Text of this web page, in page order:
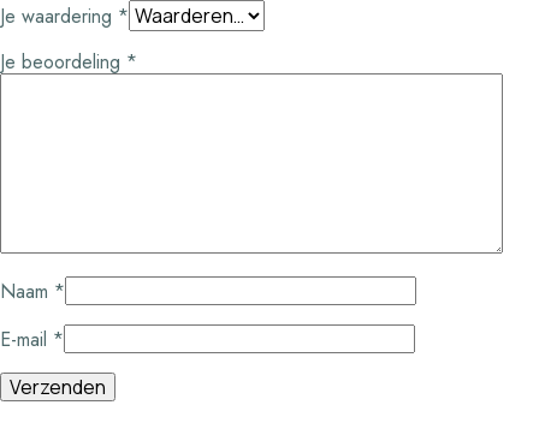
Je waardering *
Je beoordeling *
Naam *
E-mail *